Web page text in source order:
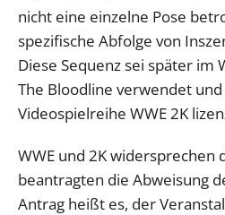
nicht eine einzelne Pose
spezifische Abfolge von
Diese Sequenz sei später im
The Bloodline verwendet
Videospielreihe WWE 2K
WWE und 2K widersprechen
beantragten die Abweisung
Antrag heißt es, der